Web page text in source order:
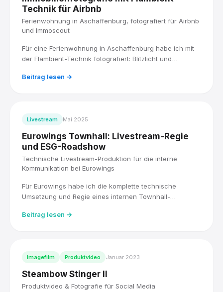
Technik für Airbnb
Ferienwohnung in Aschaffenburg, fotografiert für Airbnb
und Immoscout
Für eine Ferienwohnung in Aschaffenburg habe ich mit
der Flambient-Technik fotografiert: Blitzlicht und
natürlich wirken. Fertig geliefert in den Formaten, die
Beitrag lesen →
Livestream Mai 2025
Eurowings Townhall: Livestream-Regie
und ESG-Roadshow
Technische Livestream-Produktion für die interne
Kommunikation bei Eurowings
Für Eurowings habe ich die komplette technische
Umsetzung und Regie eines internen Townhall-
Mitarbeitende, mit drei Kameras und einem Blackmagic
Beitrag lesen →
Imagefilm Produktvideo Januar 2023
Steambow Stinger II
Produktvideo & Fotografie für Social Media